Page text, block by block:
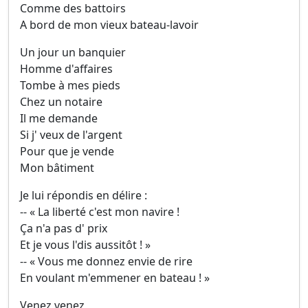
Comme des battoirs
A bord de mon vieux bateau-lavoir
Un jour un banquier
Homme d'affaires
Tombe à mes pieds
Chez un notaire
Il me demande
Si j' veux de l'argent
Pour que je vende
Mon bâtiment
Je lui répondis en délire :
-- « La liberté c'est mon navire !
Ça n'a pas d' prix
Et je vous l'dis aussitôt ! »
-- « Vous me donnez envie de rire
En voulant m'emmener en bateau ! »